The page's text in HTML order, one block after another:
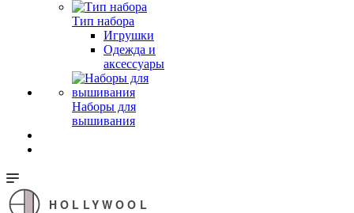
Тип набора
Игрушки
Одежда и
аксессуары
Наборы для
вышивания
HOLLYWOOL